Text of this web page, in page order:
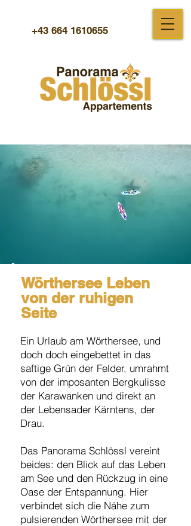
+43 664 1610655
Wörthersee Leben
von der ruhigen
Seite
Ein Urlaub am Wörthersee, und
doch doch eingebettet in das
saftige Grün der Felder, umrahmt
von der imposanten Bergkulisse
der Karawanken und direkt an
der Lebensader Kärntens, der
Drau.
Das Panorama Schlössl vereint
beides: den Blick auf das Leben
am See und den Rückzug in eine
Oase der Entspannung. Hier
verbindet sich die Nähe zum
pulsierenden Wörthersee mit der